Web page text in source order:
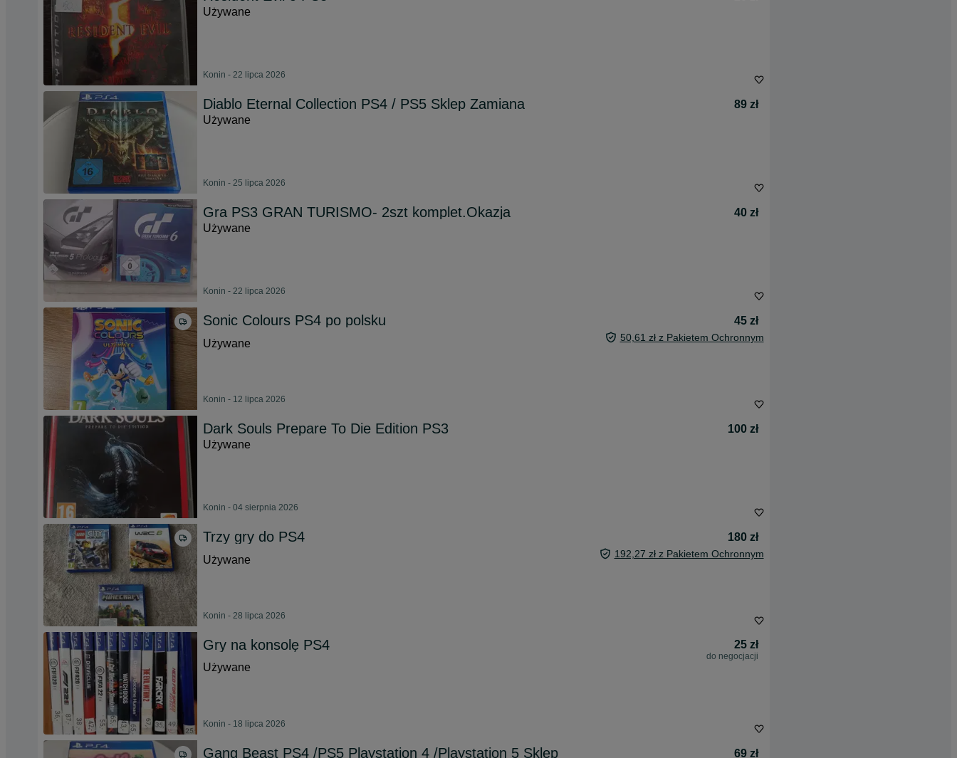
Używane
Konin - 22 lipca 2026
Diablo Eternal Collection PS4 / PS5 Sklep Zamiana
89 zł
Używane
Konin - 25 lipca 2026
Gra PS3 GRAN TURISMO- 2szt komplet.Okazja
40 zł
Używane
Konin - 22 lipca 2026
Sonic Colours PS4 po polsku
45 zł
Używane
50,61 zł z Pakietem Ochronnym
Konin - 12 lipca 2026
Dark Souls Prepare To Die Edition PS3
100 zł
Używane
Konin - 04 sierpnia 2026
Trzy gry do PS4
180 zł
Używane
192,27 zł z Pakietem Ochronnym
Konin - 28 lipca 2026
Gry na konsolę PS4 25 zł
do negocjacji
Używane
Konin - 18 lipca 2026
Gang Beast PS4 /PS5 Playstation 4 /Playstation 5 Sklep 69 zł